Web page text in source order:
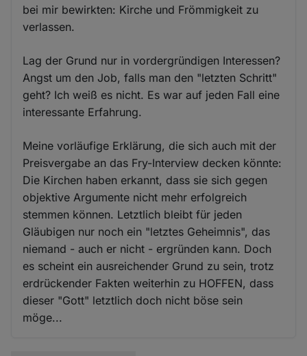
bei mir bewirkten: Kirche und Frömmigkeit zu
verlassen.
Lag der Grund nur in vordergründigen Interessen?
Angst um den Job, falls man den "letzten Schritt"
geht? Ich weiß es nicht. Es war auf jeden Fall eine
interessante Erfahrung.
Meine vorläufige Erklärung, die sich auch mit der
Preisvergabe an das Fry-Interview decken könnte:
Die Kirchen haben erkannt, dass sie sich gegen
objektive Argumente nicht mehr erfolgreich
stemmen können. Letztlich bleibt für jeden
Gläubigen nur noch ein "letztes Geheimnis", das
niemand - auch er nicht - ergründen kann. Doch
es scheint ein ausreichender Grund zu sein, trotz
erdrückender Fakten weiterhin zu HOFFEN, dass
dieser "Gott" letztlich doch nicht böse sein
möge...